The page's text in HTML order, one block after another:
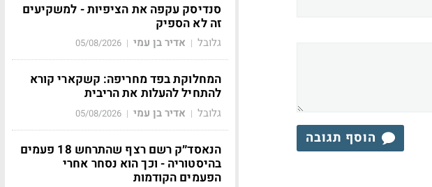
הוסף תגובה
סנדיסק עקפה את הציפיות - למשקיעים
זה לא הספיק
גלובל | אדיר בן עמי |
05/08/2026
המחלוקת בפד מחריפה: קשקארי קורא
להתחיל להעלות את הריבית
גלובל | אדיר בן עמי |
05/08/2026
הנאסד״ק רשם רצף שהתרחש 18 פעמים
בהיסטוריה - וכך הוא נסחר אחרי
הפעמים הקודמות